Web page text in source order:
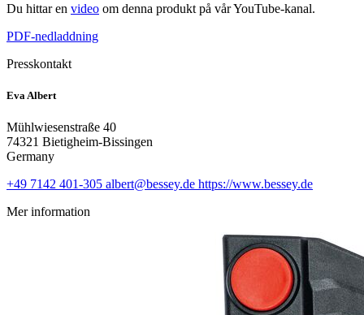
Du hittar en video om denna produkt på vår YouTube-kanal.
PDF-nedladdning
Presskontakt
Eva Albert
Mühlwiesenstraße 40
74321 Bietigheim-Bissingen
Germany
+49 7142 401-305 albert@bessey.de https://www.bessey.de
Mer information